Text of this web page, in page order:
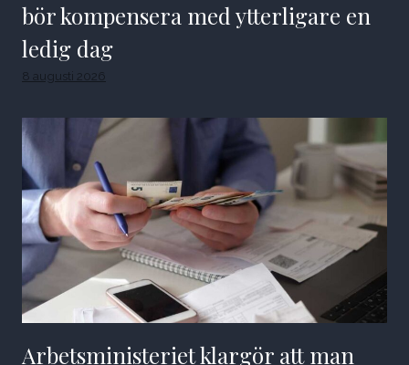
bör kompensera med ytterligare en
ledig dag
8 augusti 2026
Arbetsministeriet klargör att man